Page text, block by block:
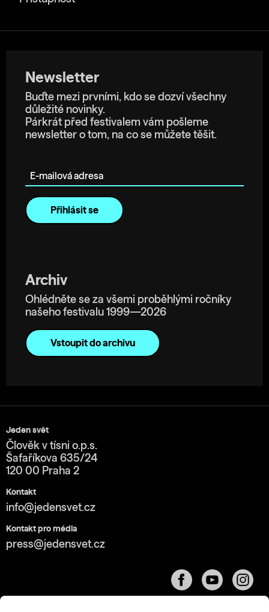
Newsletter
Buďte mezi prvními, kdo se dozví všechny
důležité novinky.
Párkrát před festivalem vám pošleme
newsletter o tom, na co se můžete těšit.
Archiv
Ohlédněte se za všemi proběhlými ročníky
našeho festivalu 1999—2026
Vstoupit do archivu
Jeden svět
Člověk v tísni o.p.s.
Šafaříkova 635/24
120 00 Praha 2
Kontakt
info@jedensvet.cz
Kontakt pro média
press@jedensvet.cz